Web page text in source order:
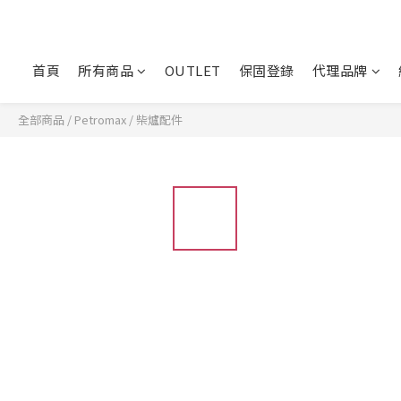
首頁 所有商品 OUTLET 保固登錄 代理品牌
全部商品 / Petromax /柴爐配件